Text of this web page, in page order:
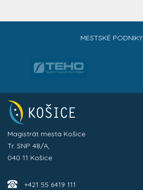
MESTSKÉ PODNIKY
Magistrát mesta Košice
Tr. SNP 48/A,
040 11 Košice
+421 55 6419 111